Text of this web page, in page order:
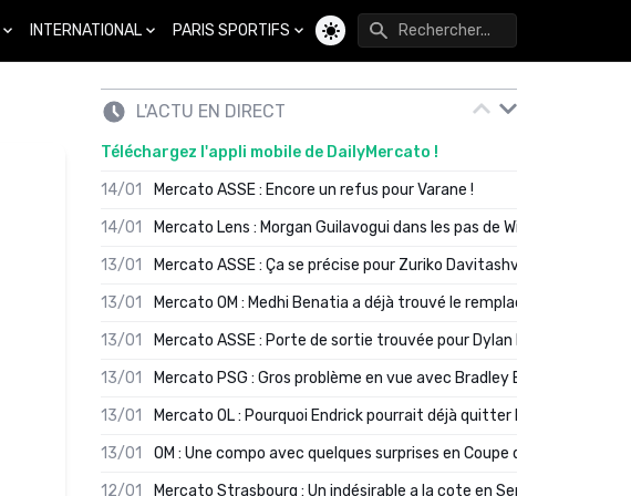
INTERNATIONAL PARIS SPORTIFS
Changer de thème
L'ACTU EN DIRECT
Téléchargez l'appli mobile de DailyMercato !
14/01
Mercato ASSE : Encore un refus pour Varane !
14/01
Mercato Lens : Morgan Guilavogui dans les pas de Will Still ?
13/01
Mercato ASSE : Ça se précise pour Zuriko Davitashvili
13/01
Mercato OM : Medhi Benatia a déjà trouvé le remplaçant de Robinio
13/01
Mercato ASSE : Porte de sortie trouvée pour Dylan Batubinsika
13/01
Mercato PSG : Gros problème en vue avec Bradley Barcola ?
13/01
Mercato OL : Pourquoi Endrick pourrait déjà quitter Lyon en janvier
13/01
OM : Une compo avec quelques surprises en Coupe de France
12/01
Mercato Strasbourg : Un indésirable a la cote en Serie A